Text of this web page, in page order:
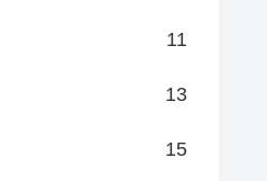
11
13
15